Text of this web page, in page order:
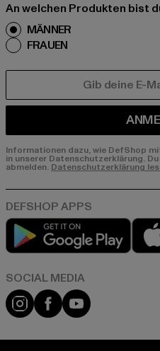
An welchen Produkten bist
MÄNNER
FRAUEN
Informationen dazu, wie DefShop
in unserer Datenschutzerklärung.
abmelden. Datenschutzerklärung
Play
Instagram
FacebookYouTube